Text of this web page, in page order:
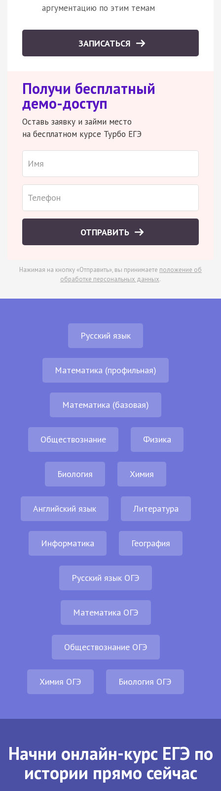
аргументацию по этим темам
ЗАПИСАТЬСЯ
Получи бесплатный
демо-доступ
Оставь заявку и займи место
на бесплатном курсе Турбо ЕГЭ
ОТПРАВИТЬ
Нажимая на кнопку «Отправить», вы принимаете положение об
обработке персональных данных.
Русский язык
Математика (профильная)
Математика (базовая)
Обществознание Физика
Биология Химия
Английский язык Литература
Информатика География
Русский язык ОГЭ
Математика ОГЭ
Обществознание ОГЭ
Химия ОГЭ Биология ОГЭ
Начни онлайн-курс ЕГЭ по
истории прямо сейчас